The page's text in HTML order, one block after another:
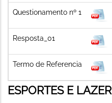
Questionamento nº 1
Resposta_01
Termo de Referencia
ESPORTES E LAZER